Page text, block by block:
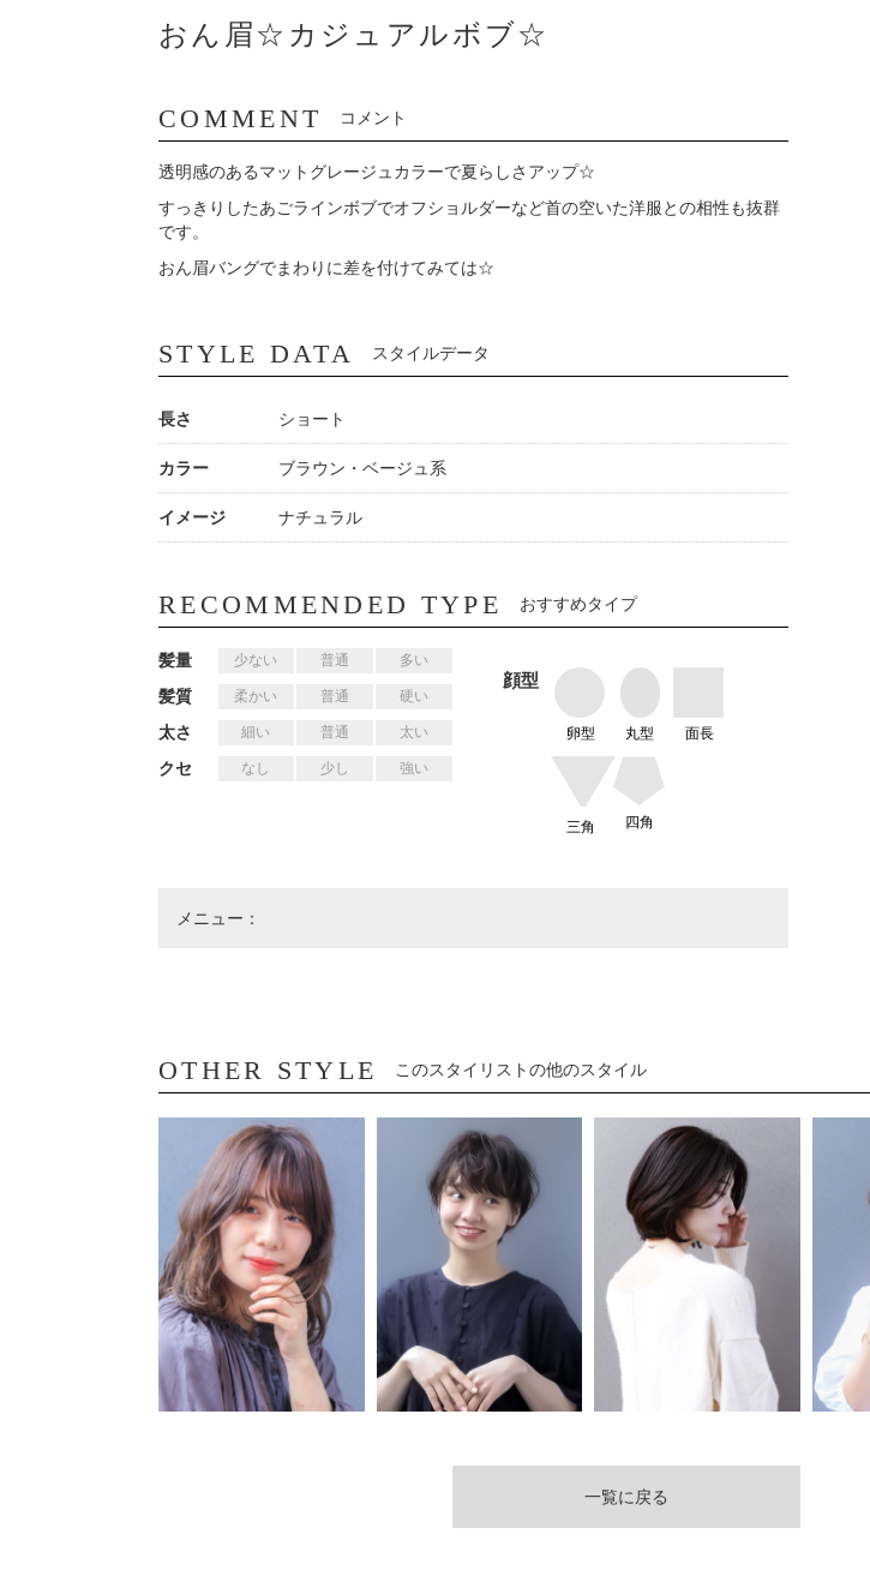
おん眉☆カジュアルボブ☆
COMMENT コメント
透明感のあるマットグレージュカラーで夏らしさアップ☆
すっきりしたあごラインボブでオフショルダーなど首の空いた洋服との相性も抜群
です。
おん眉バングでまわりに差を付けてみては☆
STYLE DATA スタイルデータ
長さ ショート
カラー ブラウン・ベージュ系
イメージ ナチュラル
RECOMMENDED TYPE おすすめタイプ
髪量 少ない 普通 多い
髪質 柔かい 普通 硬い
太さ 細い 普通 太い
クセ なし 少し 強い
顔型
卵型 丸型 面長
三角 四角
メニュー：
OTHER STYLE このスタイリストの他のスタイル
一覧に戻る